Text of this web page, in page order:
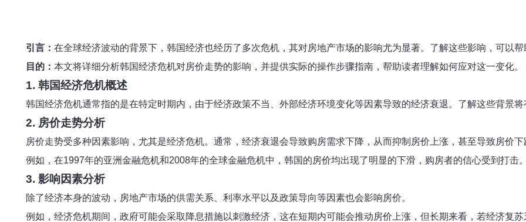
引言： 在全球经济波动的背景下，韩国经济也经历了多次危机，其对房地产市场的影响尤为显著。了解这些影响，可以
目的： 本文将详细分析韩国经济危机对房价走势的影响，并提供实际的操作步骤指南，帮助读者理解如何应对这一变化。
1. 韩国经济危机概述
韩国经济危机通常指的是在特定时期内，由于经济政策不当、外部经济环境变化等因素导致的经济衰退。了解这些背景
2. 房价走势分析
房价走势受多种因素影响，尤其是经济危机。通常，经济衰退会导致购房需求下降，从而抑制房价上涨，甚至导致房价下
例如，在1997年的亚洲金融危机和2008年的全球金融危机中，韩国的房价均出现了明显的下滑，购房者的信心受到打击
3. 影响因素分析
除了经济本身的波动，房地产市场的供需关系、利率水平以及政策导向等因素也会影响房价。
例如，经济危机期间，政府可能会采取降息措施以刺激经济，这在短期内可能会推动房价上涨，但长期来看，若经济复